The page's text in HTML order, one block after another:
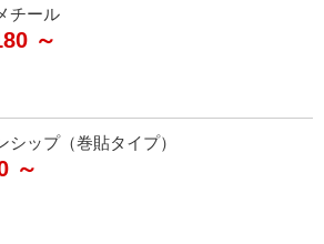
チール
～
シップ（巻貼タイプ）
～